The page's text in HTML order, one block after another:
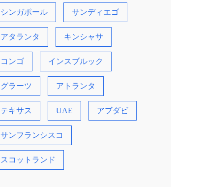
シンガポール サンディエゴ
アタランタ キンシャサ
コンゴ インスブルック
グラーツ アトランタ
テキサス UAE アブダビ
サンフランシスコ
スコットランド